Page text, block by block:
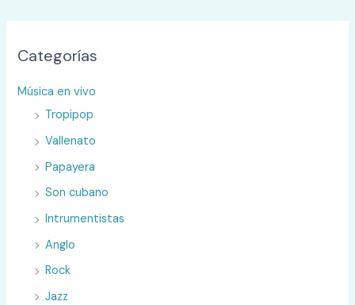
Categorías
Música en vivo
Tropipop
Vallenato
Papayera
Son cubano
Intrumentistas
Anglo
Rock
Jazz